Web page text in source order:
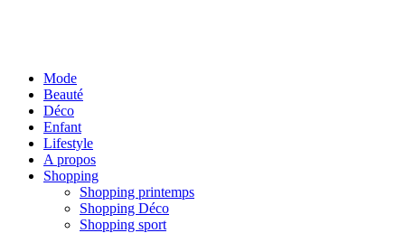
Mode
Beauté
Déco
Enfant
Lifestyle
A propos
Shopping
Shopping printemps
Shopping Déco
Shopping sport